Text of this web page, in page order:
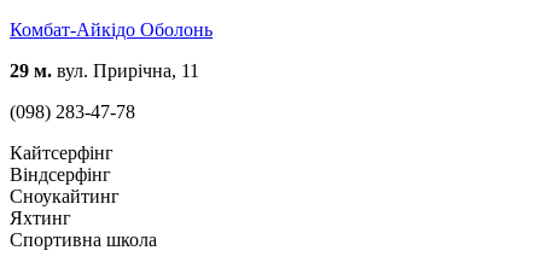
Комбат-Айкідо Оболонь
29 м. вул. Прирічна, 11
(098) 283-47-78
Кайтсерфінг
Віндсерфінг
Сноукайтинг
Яхтинг
Спортивна школа